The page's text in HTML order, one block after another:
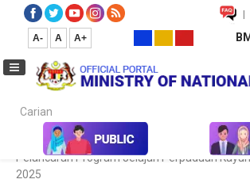
|
A- A A+ BM
Carian...
Kalendar Aktiviti & Program
Majlis
Pelancaran Program Jelajah Perpaduan
2025